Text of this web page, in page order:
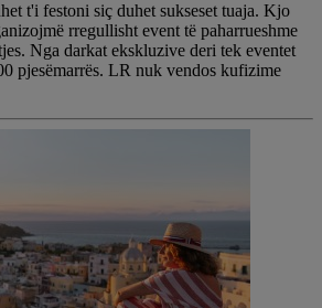
t'i festoni siç duhet sukseset tuaja. Kjo
rregullisht event të paharrueshme
Nga darkat ekskluzive deri tek eventet
pjesëmarrës. LR nuk vendos kufizime